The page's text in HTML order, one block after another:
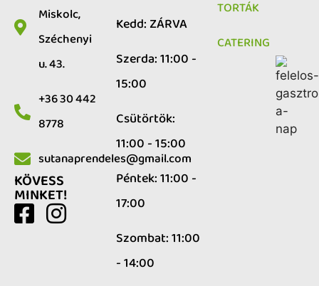
Miskolc,
Széchenyi
u. 43.
+36 30 442
8778
sutanaprendeles@gmail.com
KÖVESS
MINKET!
Kedd: ZÁRVA
Szerda: 11:00 -
15:00
Csütörtök:
11:00 - 15:00
Péntek: 11:00 -
17:00
Szombat: 11:00
- 14:00
TORTÁK
CATERING